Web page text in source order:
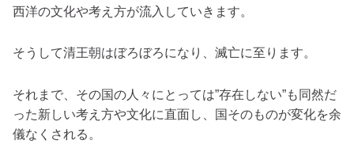
西洋の文化や考え方が流入していきます。
そうして清王朝はぼろぼろになり、滅亡に至ります。
それまで、その国の人々にとっては”存在しない”も同然だ
った新しい考え方や文化に直面し、国そのものが変化を余
儀なくされる。